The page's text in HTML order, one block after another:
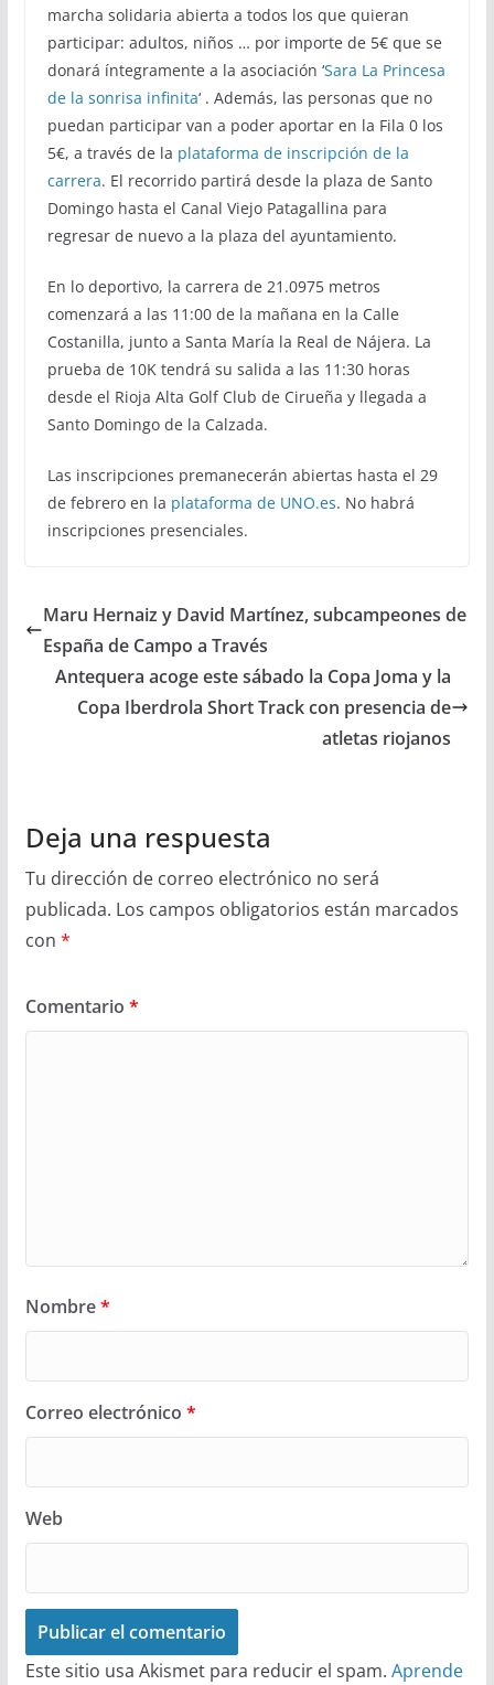
marcha solidaria abierta a todos los que quieran
participar: adultos, niños … por importe de 5€ que se
donará íntegramente a la asociación ‘Sara La Princesa
de la sonrisa infinita‘ . Además, las personas que no
puedan participar van a poder aportar en la Fila 0 los
5€, a través de la plataforma de inscripción de la
carrera. El recorrido partirá desde la plaza de Santo
Domingo hasta el Canal Viejo Patagallina para
regresar de nuevo a la plaza del ayuntamiento.
En lo deportivo, la carrera de 21.0975 metros
comenzará a las 11:00 de la mañana en la Calle
Costanilla, junto a Santa María la Real de Nájera. La
prueba de 10K tendrá su salida a las 11:30 horas
desde el Rioja Alta Golf Club de Cirueña y llegada a
Santo Domingo de la Calzada.
Las inscripciones premanecerán abiertas hasta el 29
de febrero en la plataforma de UNO.es. No habrá
inscripciones presenciales.
Maru Hernaiz y David Martínez, subcampeones de
España de Campo a Través
Antequera acoge este sábado la Copa Joma y la
Copa Iberdrola Short Track con presencia de
atletas riojanos
Deja una respuesta
Tu dirección de correo electrónico no será
publicada. Los campos obligatorios están marcados
con *
Comentario *
Nombre*
Correo electrónico *
Web
Este sitio usa Akismet para reducir el spam. Aprende